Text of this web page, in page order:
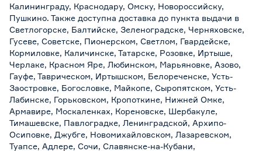
Калининграду, Краснодару, Омску, Новороссийску,
Пушкино. Также доступна доставка до пункта выдачи в
Светлогорске, Балтийске, Зеленоградске, Черняховске,
Гусеве, Советске, Пионерском, Светлом, Гвардейске,
Кормиловке, Каличинске, Татарске, Розовке, Иртыше,
Черлаке, Красном Яре, Любинском, Марьяновке, Азово,
Гауфе, Таврическом, Иртышском, Белореченске, Усть-
Заостровке, Богословке, Майкопе, Сыропятском, Усть-
Лабинске, Горьковском, Кропоткине, Нижней Омке,
Армавире, Москаленках, Кореновске, Шербакуле,
Тимашевске, Павлоградке, Ленинградской, Архипо-
Осиповке, Джубге, Новомихайловском, Лазаревском,
Туапсе, Адлере, Сочи, Славянске-на-Кубани,